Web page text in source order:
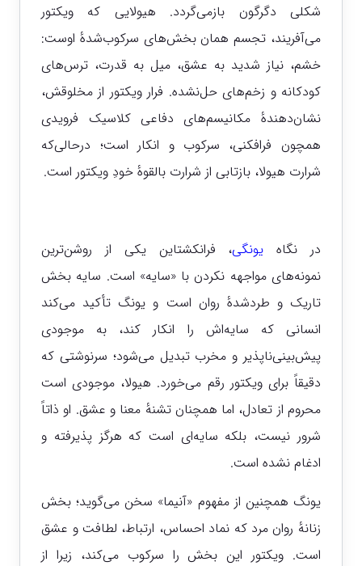
شکلی دگرگون بازمی‌گردد. هیولایی که ویکتور
می‌آفریند، تجسم همان بخش‌های سرکوب‌شدهٔ اوست:
خشم، نیاز شدید به عشق، میل به قدرت، ترس‌های
کودکانه و زخم‌های حل‌نشده. فرار ویکتور از مخلوقش،
نشان‌دهندهٔ مکانیسم‌های دفاعی کلاسیک فرویدی
همچون فرافکنی، سرکوب و انکار است؛ درحالی‌که
شرارت هیولا، بازتابی از شرارت بالقوهٔ خودِ ویکتور است.
در نگاه یونگی، فرانکشتاین یکی از روشن‌ترین
نمونه‌های مواجهه ‌نکردن با «سایه» است. سایه بخش
تاریک و طردشدهٔ روان است و یونگ تأکید می‌کند
انسانی که سایه‌اش را انکار کند، به موجودی
پیش‌بینی‌ناپذیر و مخرب تبدیل می‌شود؛ سرنوشتی که
دقیقاً برای ویکتور رقم می‌خورد. هیولا، موجودی است
محروم از تعادل، اما همچنان تشنهٔ معنا و عشق. او ذاتاً
شرور نیست، بلکه سایه‌ای است که هرگز پذیرفته و
ادغام نشده است.
یونگ همچنین از مفهوم «آنیما» سخن می‌گوید؛ بخش
زنانهٔ روان مرد که نماد احساس، ارتباط، لطافت و عشق
است. ویکتور این بخش را سرکوب می‌کند، زیرا از